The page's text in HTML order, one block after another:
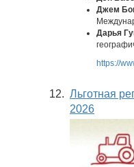
Джем
Дарья
https://
12. Льготная
2026